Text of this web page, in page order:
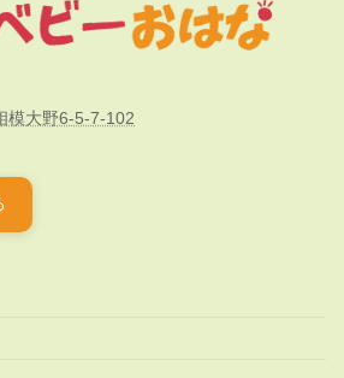
模大野6-5-7-102